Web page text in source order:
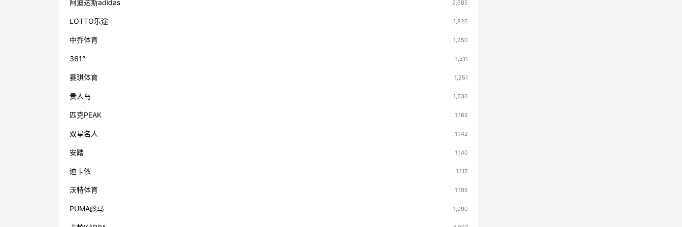
阿迪达斯adidas 2,685
LOTTO乐途 1,826
中乔体育 1,350
361° 1,311
赛琪体育 1,251
贵人鸟 1,236
匹克PEAK 1,169
双星名人 1,142
安踏 1,140
迪卡侬 1,112
沃特体育 1,106
PUMA彪马 1,090